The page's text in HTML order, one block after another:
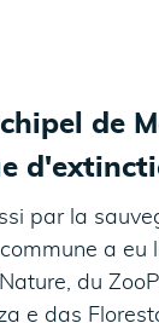
de
par la
a eu
du
e das